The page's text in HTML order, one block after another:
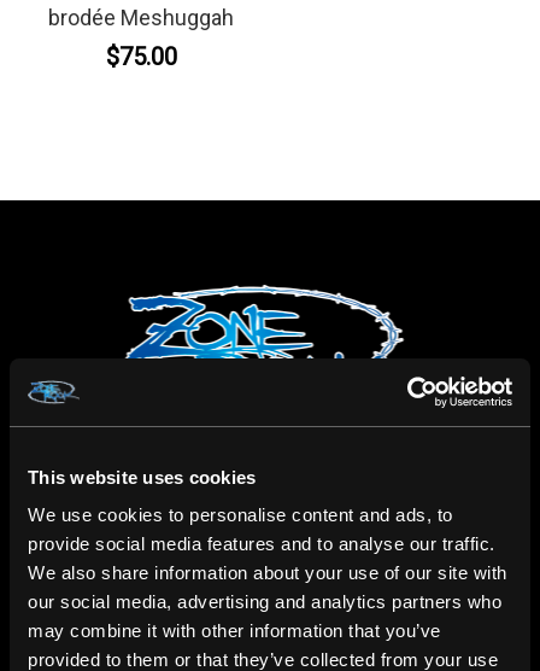
This website uses cookies
We use cookies to personalise content and ads, to
provide social media features and to analyse our traffic.
We also share information about your use of our site with
our social media, advertising and analytics partners who
may combine it with other information that you’ve
provided to them or that they’ve collected from your use
brodée Meshuggah
$75.00
ACHETEZ EN MAGASIN
267 rue Heriot, Drummondville, QC
APPELEZ-NOUS
1.800.660.0993